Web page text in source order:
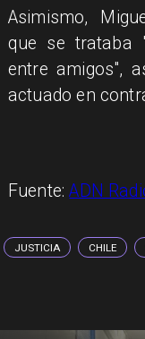
Asimismo,
que se trataba
entre amigos",
actuado en
Fuente:ADN
JUSTICIA CHILE